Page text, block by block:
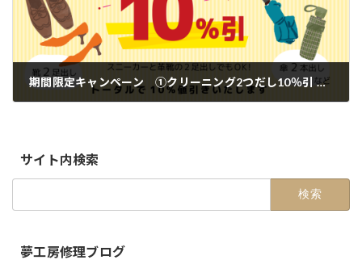
期間限定キャンペーン ①クリーニング2つだし10％引 ②包丁研ぎ＆包丁貸し出し【市川店】
サイト内検索
夢工房修理ブログ